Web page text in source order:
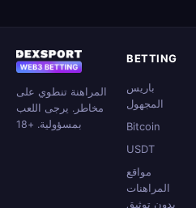
المراهنة تنطوي على
مخاطر. يرجى اللعب
بمسؤولية. +18
BETTING
باريس
المجهول
Bitcoin
USDT
مواقع
المراهنات
بدون توثيق